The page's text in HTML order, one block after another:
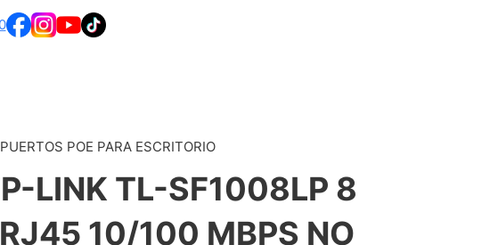
POE PARA ESCRITORIO
LINK TL-SF1008LP 8
10/100 MBPS NO